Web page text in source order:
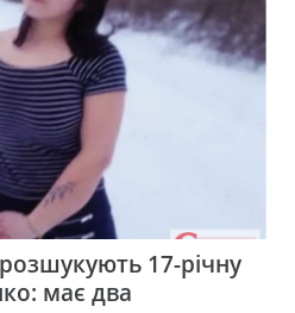
17-річну
має два